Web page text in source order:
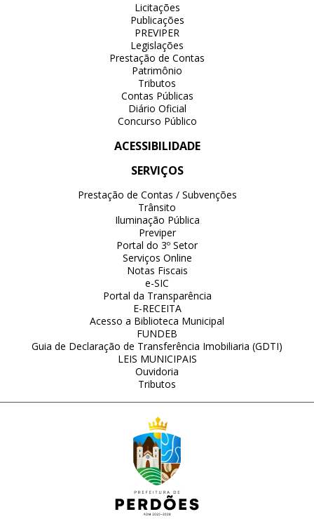
Licitações
Publicações
PREVIPER
Legislações
Prestação de Contas
Patrimônio
Tributos
Contas Públicas
Diário Oficial
Concurso Público
ACESSIBILIDADE
SERVIÇOS
Prestação de Contas / Subvenções
Trânsito
Iluminação Pública
Previper
Portal do 3º Setor
Serviços Online
Notas Fiscais
e-SIC
Portal da Transparência
E-RECEITA
Acesso a Biblioteca Municipal
FUNDEB
Guia de Declaração de Transferência Imobiliaria (GDTI)
LEIS MUNICIPAIS
Ouvidoria
Tributos